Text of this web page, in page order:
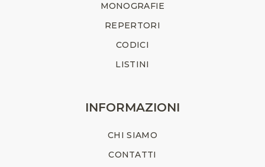
MONOGRAFIE
REPERTORI
CODICI
LISTINI
INFORMAZIONI
CHI SIAMO
CONTATTI